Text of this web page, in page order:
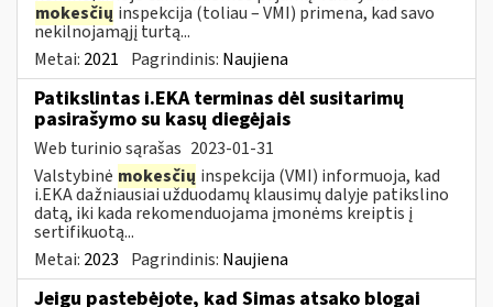
mokesčių inspekcija (toliau – VMI) primena, kad savo
nekilnojamąjį turtą...
Metai: 2021 Pagrindinis: Naujiena
Patikslintas i.EKA terminas dėl susitarimų
pasirašymo su kasų diegėjais
Web turinio sąrašas 2023-01-31
Valstybinė mokesčių inspekcija (VMI) informuoja, kad
i.EKA dažniausiai užduodamų klausimų dalyje patikslino
datą, iki kada rekomenduojama įmonėms kreiptis į
sertifikuotą...
Metai: 2023 Pagrindinis: Naujiena
Jeigu pastebėjote, kad Simas atsako blogai